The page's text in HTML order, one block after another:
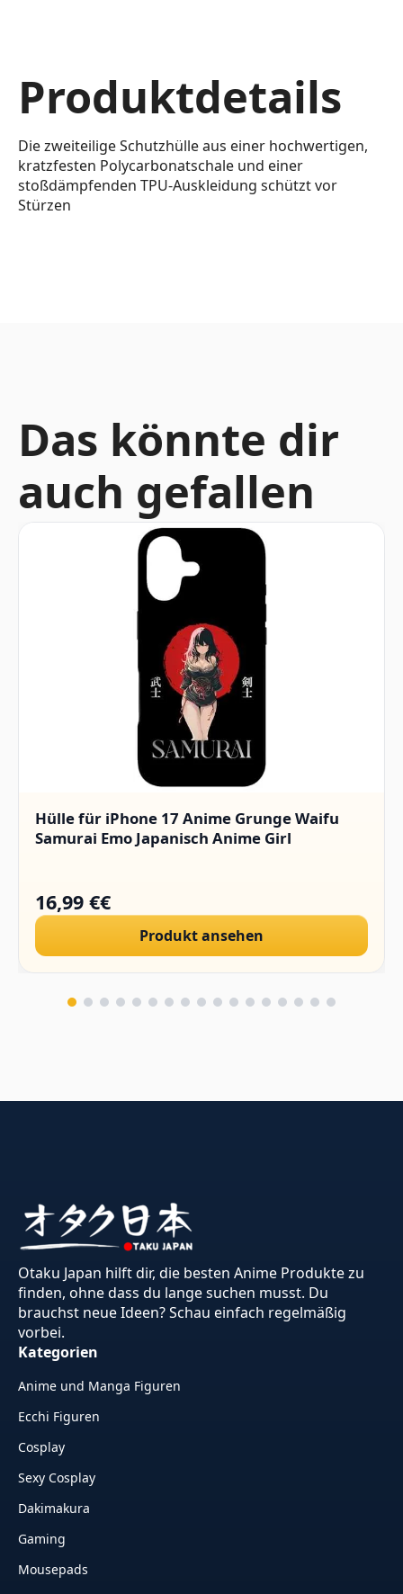
Produktdetails
Die zweiteilige Schutzhülle aus einer hochwertigen,
kratzfesten Polycarbonatschale und einer
stoßdämpfenden TPU-Auskleidung schützt vor
Stürzen
Das könnte dir
auch gefallen
Hülle für iPhone 17 Anime Grunge Waifu
Samurai Emo Japanisch Anime Girl
16,99 €€
Produkt ansehen
Otaku Japan hilft dir, die besten Anime Produkte zu
finden, ohne dass du lange suchen musst. Du
brauchst neue Ideen? Schau einfach regelmäßig
vorbei.
Kategorien
Anime und Manga Figuren
Ecchi Figuren
Cosplay
Sexy Cosplay
Dakimakura
Gaming
Mousepads